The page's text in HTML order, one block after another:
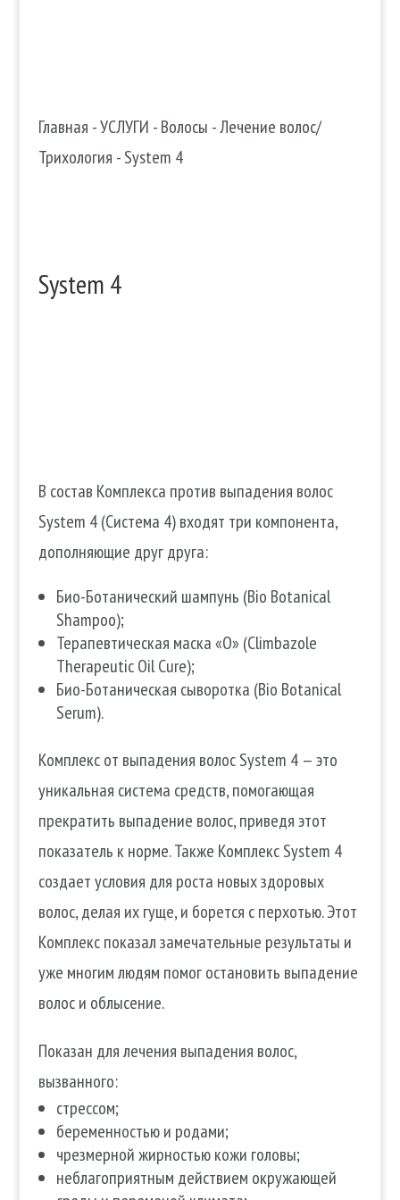
Главная -УСЛУГИ -Волосы -Лечение волос/
Трихология -System 4
System 4
В состав Комплекса против выпадения волос
System 4 (Система 4) входят три компонента,
дополняющие друг друга:
Био-Ботанический шампунь (Bio Botanical
Shampoo);
Терапевтическая маска «О» (Climbazole
Therapeutic Oil Cure);
Био-Ботаническая сыворотка (Bio Botanical
Serum).
Комплекс от выпадения волос System 4 — это
уникальная система средств, помогающая
прекратить выпадение волос, приведя этот
показатель к норме. Также Комплекс System 4
создает условия для роста новых здоровых
волос, делая их гуще, и борется с перхотью. Этот
Комплекс показал замечательные результаты и
уже многим людям помог остановить выпадение
волос и облысение.
Показан для лечения выпадения волос,
вызванного:
стрессом;
беременностью и родами;
чрезмерной жирностью кожи головы;
неблагоприятным действием окружающей